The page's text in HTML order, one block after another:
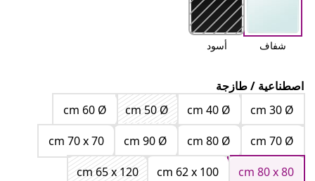
شفاف أسود
اصطناعية / طازجة
cm 30 Ø
cm 40 Ø
cm 50 Ø
cm 60 Ø
cm 70 Ø
cm 80 Ø
cm 90 Ø
cm 70 x 70
cm 80 x 80
cm 62 x 100
cm 65 x 120